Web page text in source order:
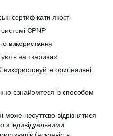
сертифікати якості
CPNP
використання
на тваринах
оригінальні
ознайомтеся із способом
може несуттєво відрізнятися
з індивідуальними